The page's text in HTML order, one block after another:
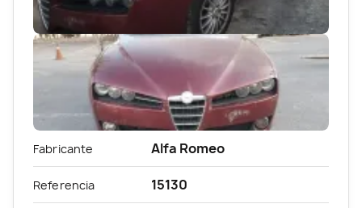
Fabricante Alfa Romeo
Referencia 15130